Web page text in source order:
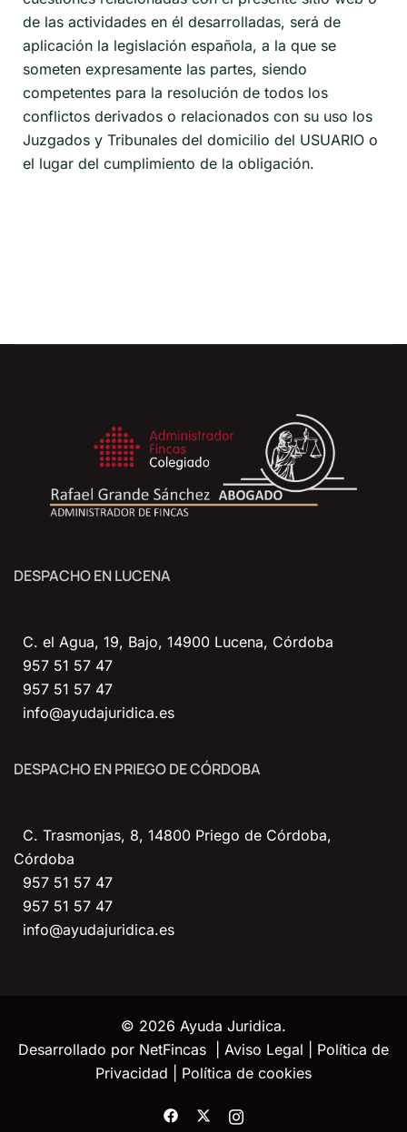
de las actividades en él desarrolladas, será de
aplicación la legislación española, a la que se
someten expresamente las partes, siendo
competentes para la resolución de todos los
conflictos derivados o relacionados con su uso los
Juzgados y Tribunales del domicilio del USUARIO o
el lugar del cumplimiento de la obligación.
DESPACHO EN LUCENA
C. el Agua, 19, Bajo, 14900 Lucena, Córdoba
957 51 57 47
957 51 57 47
info@ayudajuridica.es
DESPACHO EN PRIEGO DE CÓRDOBA
C. Trasmonjas, 8, 14800 Priego de Córdoba,
Córdoba
957 51 57 47
957 51 57 47
info@ayudajuridica.es
© 2026 Ayuda Juridica.
Desarrollado por NetFincas Aviso Legal
Política de
Privacidad
Política de cookies